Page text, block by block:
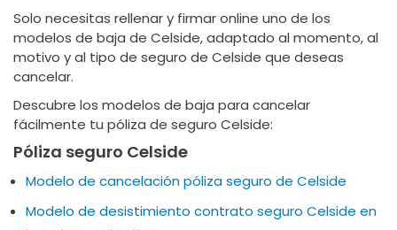
Solo necesitas rellenar y firmar online uno de los
modelos de baja de Celside, adaptado al momento, al
motivo y al tipo de seguro de Celside que deseas
cancelar.
Descubre los modelos de baja para cancelar
fácilmente tu póliza de seguro Celside:
Póliza seguro Celside
Modelo de cancelación póliza seguro de Celside
Modelo de desistimiento contrato seguro Celside en